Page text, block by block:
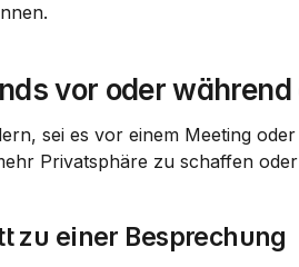
vor oder
sei es vor einem Meeting
Privatsphäre zu schaffen
zu einer Besprechung